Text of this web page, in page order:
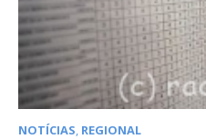
NOTÍCIAS, REGIONAL